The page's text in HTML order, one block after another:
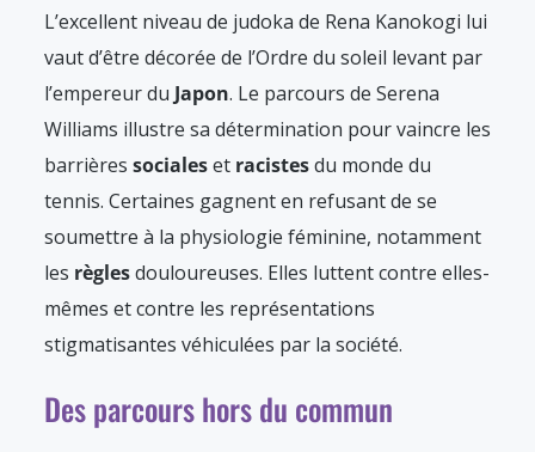
L’excellent niveau de judoka de Rena Kanokogi lui
vaut d’être décorée de l’Ordre du soleil levant par
l’empereur du Japon. Le parcours de Serena
Williams illustre sa détermination pour vaincre les
barrières socialeset racistesdu monde du
tennis. Certaines gagnent en refusant de se
soumettre à la physiologie féminine, notamment
les règlesdouloureuses. Elles luttent contre elles-
mêmes et contre les représentations
stigmatisantes véhiculées par la société.
Des parcours hors du commun